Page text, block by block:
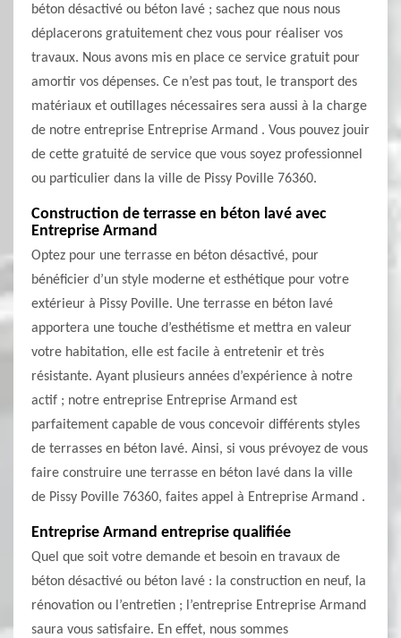
béton désactivé ou béton lavé ; sachez que nous nous
déplacerons gratuitement chez vous pour réaliser vos
travaux. Nous avons mis en place ce service gratuit pour
amortir vos dépenses. Ce n’est pas tout, le transport des
matériaux et outillages nécessaires sera aussi à la charge
de notre entreprise Entreprise Armand . Vous pouvez jouir
de cette gratuité de service que vous soyez professionnel
ou particulier dans la ville de Pissy Poville 76360.
Construction de terrasse en béton lavé avec
Entreprise Armand
Optez pour une terrasse en béton désactivé, pour
bénéficier d’un style moderne et esthétique pour votre
extérieur à Pissy Poville. Une terrasse en béton lavé
apportera une touche d’esthétisme et mettra en valeur
votre habitation, elle est facile à entretenir et très
résistante. Ayant plusieurs années d’expérience à notre
actif ; notre entreprise Entreprise Armand est
parfaitement capable de vous concevoir différents styles
de terrasses en béton lavé. Ainsi, si vous prévoyez de vous
faire construire une terrasse en béton lavé dans la ville
de Pissy Poville 76360, faites appel à Entreprise Armand .
Entreprise Armand entreprise qualifiée
Quel que soit votre demande et besoin en travaux de
béton désactivé ou béton lavé : la construction en neuf, la
rénovation ou l’entretien ; l’entreprise Entreprise Armand
saura vous satisfaire. En effet, nous sommes